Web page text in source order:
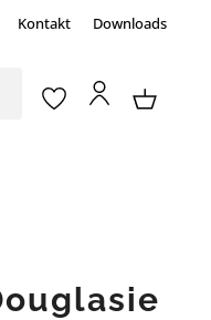
Kontakt Downloads